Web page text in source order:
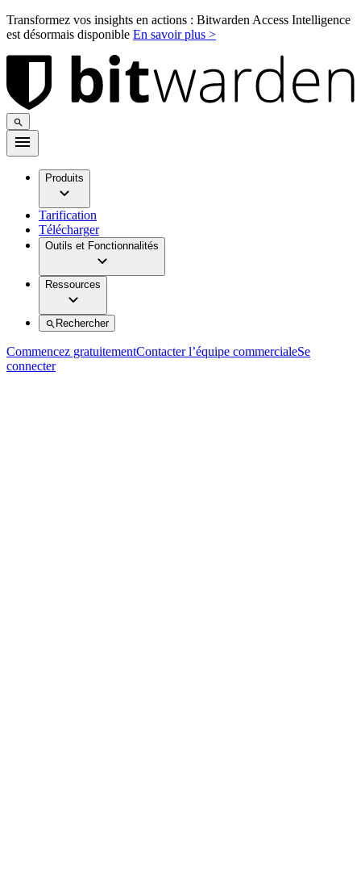
Transformez vos insights en actions : Bitwarden Access Intelligence
est désormais disponible En savoir plus >
Produits
Tarification
Télécharger
Outils et Fonctionnalités
Ressources
Rechercher
Commencez gratuitementContacter l’équipe commercialeSe
connecter